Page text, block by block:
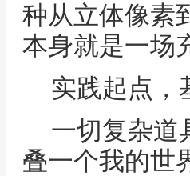
种从立体像素
本身就是一场
实践起点，
一切复杂道
叠一个我的世